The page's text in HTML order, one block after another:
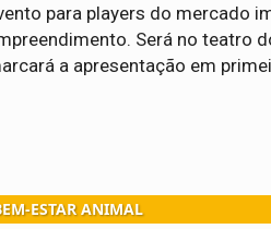
para players do mercado
Será no teatro
a apresentação em
ESTAR ANIMAL